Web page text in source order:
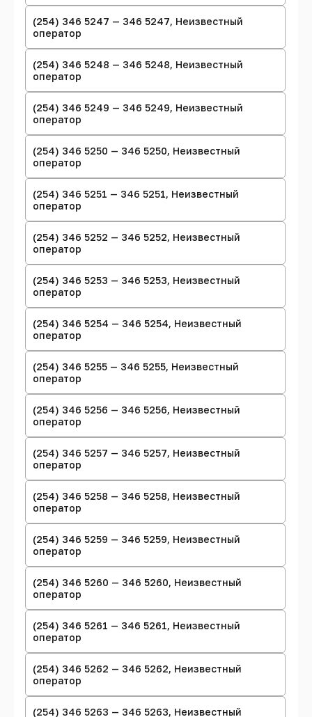
(254) 346 5247 — 346 5247, Неизвестный
оператор
(254) 346 5248 — 346 5248, Неизвестный
оператор
(254) 346 5249 — 346 5249, Неизвестный
оператор
(254) 346 5250 — 346 5250, Неизвестный
оператор
(254) 346 5251 — 346 5251, Неизвестный
оператор
(254) 346 5252 — 346 5252, Неизвестный
оператор
(254) 346 5253 — 346 5253, Неизвестный
оператор
(254) 346 5254 — 346 5254, Неизвестный
оператор
(254) 346 5255 — 346 5255, Неизвестный
оператор
(254) 346 5256 — 346 5256, Неизвестный
оператор
(254) 346 5257 — 346 5257, Неизвестный
оператор
(254) 346 5258 — 346 5258, Неизвестный
оператор
(254) 346 5259 — 346 5259, Неизвестный
оператор
(254) 346 5260 — 346 5260, Неизвестный
оператор
(254) 346 5261 — 346 5261, Неизвестный
оператор
(254) 346 5262 — 346 5262, Неизвестный
оператор
(254) 346 5263 — 346 5263, Неизвестный